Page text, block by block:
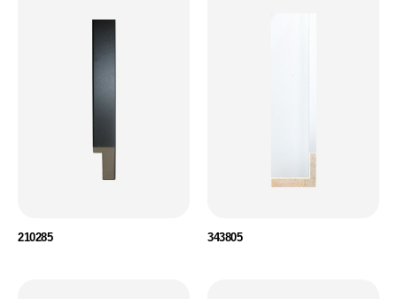
210285 343805